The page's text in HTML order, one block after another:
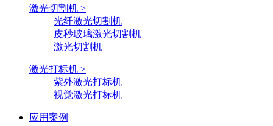
激光切割机 >
光纤激光切割机
皮秒玻璃激光切割机
激光切割机
激光打标机 >
紫外激光打标机
视觉激光打标机
应用案例